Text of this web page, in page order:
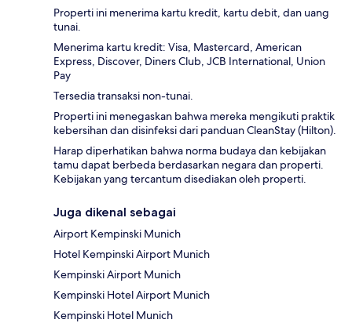
Properti ini menerima kartu kredit, kartu debit, dan uang
tunai.
Menerima kartu kredit: Visa, Mastercard, American
Express, Discover, Diners Club, JCB International, Union
Pay
Tersedia transaksi non-tunai.
Properti ini menegaskan bahwa mereka mengikuti praktik
kebersihan dan disinfeksi dari panduan CleanStay (Hilton).
Harap diperhatikan bahwa norma budaya dan kebijakan
tamu dapat berbeda berdasarkan negara dan properti.
Kebijakan yang tercantum disediakan oleh properti.
Juga dikenal sebagai
Airport Kempinski Munich
Hotel Kempinski Airport Munich
Kempinski Airport Munich
Kempinski Hotel Airport Munich
Kempinski Hotel Munich